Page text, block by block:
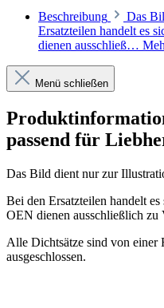
Beschreibung
Das
Ersatzteilen handelt es
dienen ausschließ…
Menü schließen
passend für
Das Bild dient nur zur
Bei den Ersatzteilen handelt
OEN dienen ausschließlich zu
Alle Dichtsätze sind von einer
ausgeschlossen.